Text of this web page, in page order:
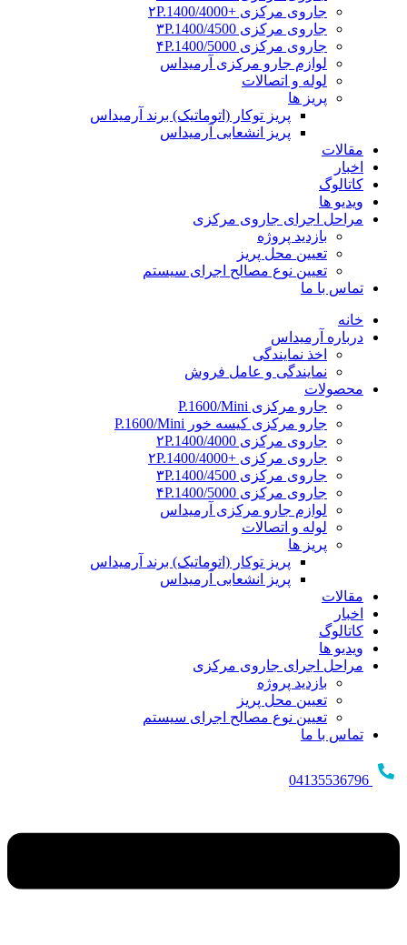
جاروی مرکزی +۲P.1400/4000
جاروی مرکزی ۳P.1400/4500
جاروی مرکزی ۴P.1400/5000
لوازم جارو مرکزی آرمیداس
لوله و اتصالات
پریز ها
پریز توکار (اتوماتیک) برند آرمیداس
پریز انشعابی آرمیداس
مقالات
اخبار
کاتالوگ
ویدیو ها
مراحل اجرای جاروی مرکزی
بازدید پروژه
تعیین محل پریز
تعیین نوع مصالح اجرای سیستم
تماس با ما
خانه
درباره آرمیداس
اخذ نمایندگی
نمایندگی و عامل فروش
محصولات
جارو مرکزی P.1600/Mini
جارو مرکزی کیسه خور P.1600/Mini
جاروی مرکزی ۲P.1400/4000
جاروی مرکزی +۲P.1400/4000
جاروی مرکزی ۳P.1400/4500
جاروی مرکزی ۴P.1400/5000
لوازم جارو مرکزی آرمیداس
لوله و اتصالات
پریز ها
پریز توکار (اتوماتیک) برند آرمیداس
پریز انشعابی آرمیداس
مقالات
اخبار
کاتالوگ
ویدیو ها
مراحل اجرای جاروی مرکزی
بازدید پروژه
تعیین محل پریز
تعیین نوع مصالح اجرای سیستم
تماس با ما
04135536796